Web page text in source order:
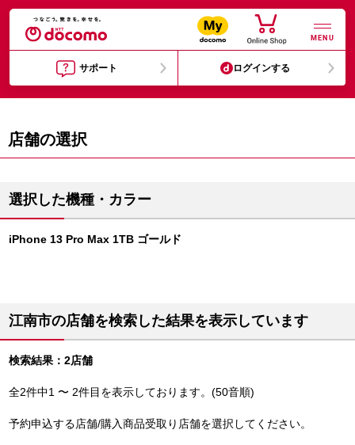
MENU
サポート ログインする
店舗の選択
選択した機種・カラー
iPhone 13 Pro Max 1TB ゴールド
江南市の店舗を検索した結果を表示しています
検索結果：2店舗
全2件中1 〜 2件目を表示しております。(50音順)
予約申込する店舗/購入商品受取り店舗を選択してください。